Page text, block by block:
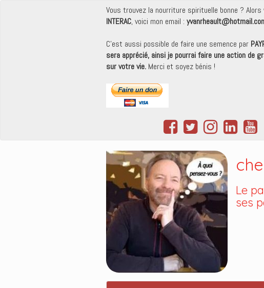
Vous trouvez la nourriture spirituelle bonne ?
INTERAC, voici mon email :
C'est aussi possible de faire une semence par
sera apprécié, ainsi je pourrai faire une action de
sur votre vie. Merci et soyez bénis !
Le
ses